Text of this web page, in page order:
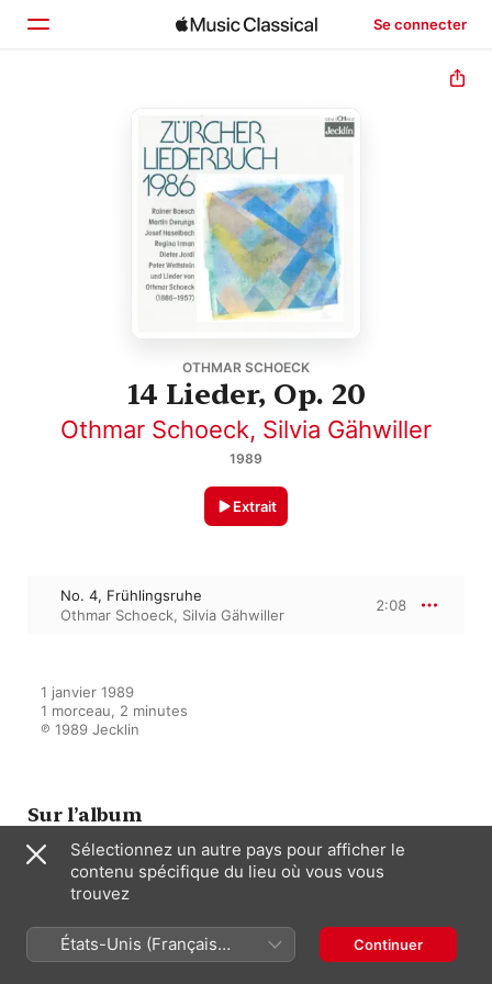
Se connecter
Parcourir
Rechercher
OTHMAR SCHOECK
14 Lieder, Op. 20
Othmar Schoeck, Silvia Gähwiller
1989
Extrait
No. 4, Frühlingsruhe
Othmar Schoeck, Silvia Gähwiller
2:08
1 janvier 1989
1 morceau, 2 minutes
℗ 1989 Jecklin
Sur l’album
Zürcher Liederbuch 1986 und
Elisabeth Geri,Kathrin Graf,Kurt
Widmer
Sélectionnez un autre pays pour afficher le
contenu spécifique du lieu où vous vous
trouvez
États-Unis (Français
France)
Continuer